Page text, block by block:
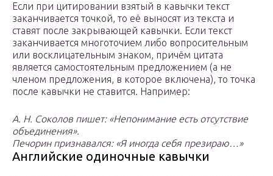
Если при цитировании взятый в кавычки текст
заканчивается точкой, то её выносят из текста и
ставят после закрывающей кавычки. Если текст
заканчивается многоточием либо вопросительным
или восклицательным знаком, причём цитата
является самостоятельным предложением (а не
членом предложения, в которое включена), то точка
после кавычки не ставится. Например:
А. Н. Соколов пишет: «Непонимание есть отсутствие
объединения».
Печорин признавался: «Я иногда себя презираю…»
Английские одиночные кавычки